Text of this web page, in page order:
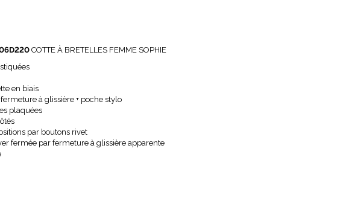
COTTE À BRETELLES FEMME SOPHIE
en biais
à glissière + poche stylo
plaquées
par boutons rivet
fermée par fermeture à glissière apparente